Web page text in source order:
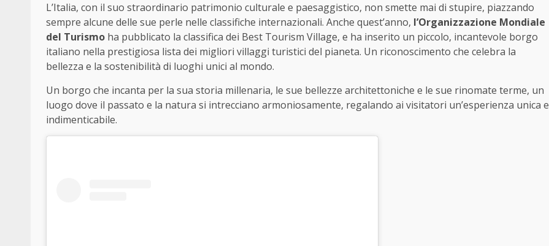
L’Italia, con il suo straordinario patrimonio culturale e paesaggistico, non smette mai di stupire, piazzando
sempre alcune delle sue perle nelle classifiche internazionali. Anche quest’anno, l’Organizzazione Mondiale
del Turismo ha pubblicato la classifica dei Best Tourism Village, e ha inserito un piccolo, incantevole borgo
italiano nella prestigiosa lista dei migliori villaggi turistici del pianeta. Un riconoscimento che celebra la
bellezza e la sostenibilità di luoghi unici al mondo.
Un borgo che incanta per la sua storia millenaria, le sue bellezze architettoniche e le sue rinomate terme, un
luogo dove il passato e la natura si intrecciano armoniosamente, regalando ai visitatori un’esperienza unica e
indimenticabile.